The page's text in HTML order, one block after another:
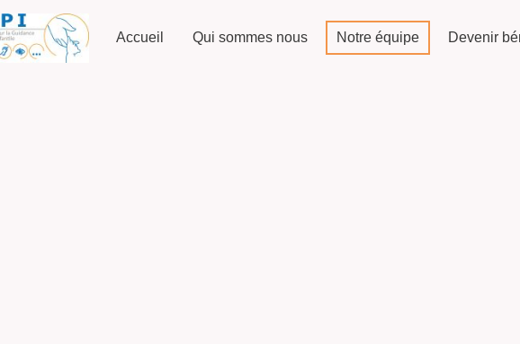
Accueil Qui sommes nous Notre équipe Devenir